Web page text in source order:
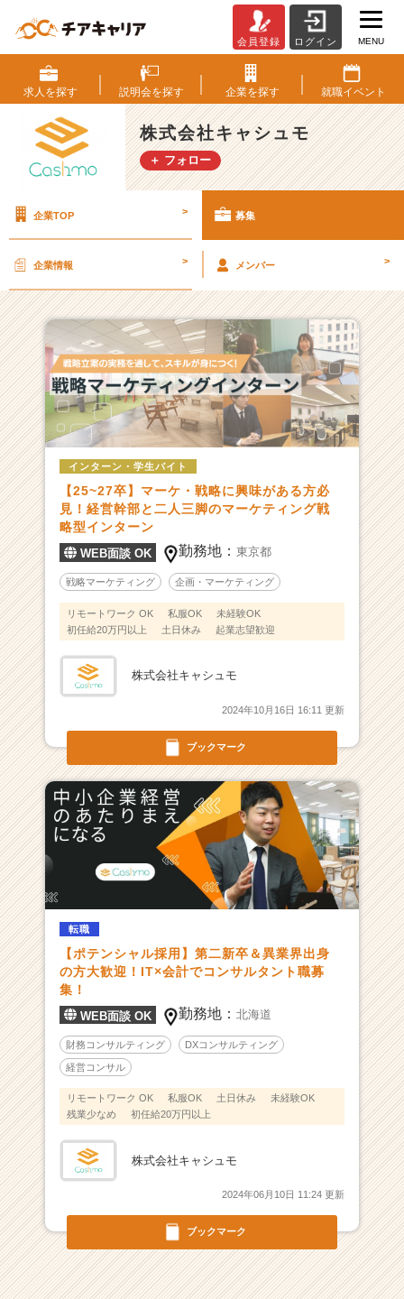
式
会
社
キ
ャ
シ
採
人
一
覧
-
【急
成
長
コ
ン
サ
ル
テ
ィ
ン
グ
フ
ー
ム】
小
の
来
を
共
に
切
り
拓
の
プ
集
団
|
ン
チ
ャ
成
会員登録 ログイン MENU
求人を探す 説明会を探す 企業を探す 就職イベント
株式会社キャシュモ
＋ フォロー
企業TOP > 募集
企業情報 > メンバー >
ブックマーク
インターン・学生バイト
【25~27卒】マーケ・戦略に興味がある方必
見！経営幹部と二人三脚のマーケティング戦
略型インターン
WEB面談 OK 勤務地：東京都
戦略マーケティング 企画・マーケティング
リモートワーク OK 私服OK
未経験OK
初任給20万円以上
土日休み 起業志望歓迎
株式会社キャシュモ
2024年10月16日 16:11 更新
ブックマーク
転職
【ポテンシャル採用】第二新卒＆異業界出身
の方大歓迎！IT×会計でコンサルタント職募
集！
WEB面談 OK 勤務地：北海道
財務コンサルティング DXコンサルティング
経営コンサル
リモートワーク OK 私服OK 土日休み
未経験OK
残業少なめ
初任給20万円以上
株式会社キャシュモ
2024年06月10日 11:24 更新